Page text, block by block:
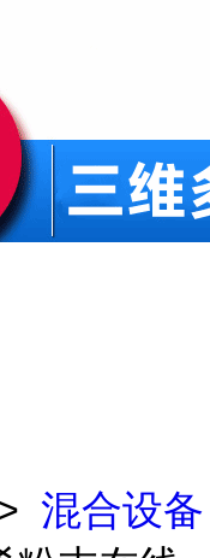
混合设备